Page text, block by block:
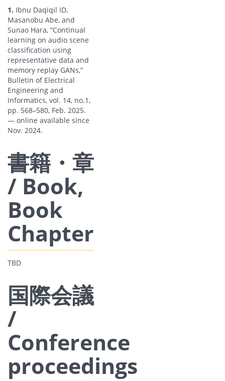
1. Ibnu Daqiqil ID,
Masanobu Abe, and
Sunao Hara, “Continual
learning on audio scene
classification using
representative data and
memory replay GANs,”
Bulletin of Electrical
Engineering and
Informatics, vol. 14, no.1,
pp. 568–580, Feb. 2025.
— online available since
Nov. 2024.
書籍・章
/ Book,
Book
Chapter
TBD
国際会議
/
Conference
proceedings